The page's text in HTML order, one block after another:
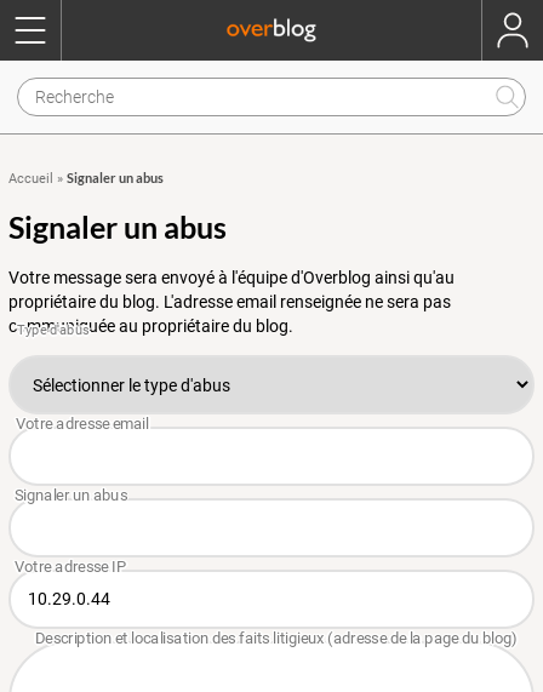
Accueil » Signaler un abus
Signaler un abus
Votre message sera envoyé à l'équipe d'Overblog ainsi qu'au
propriétaire du blog. L'adresse email renseignée ne sera pas
communiquée au propriétaire du blog.